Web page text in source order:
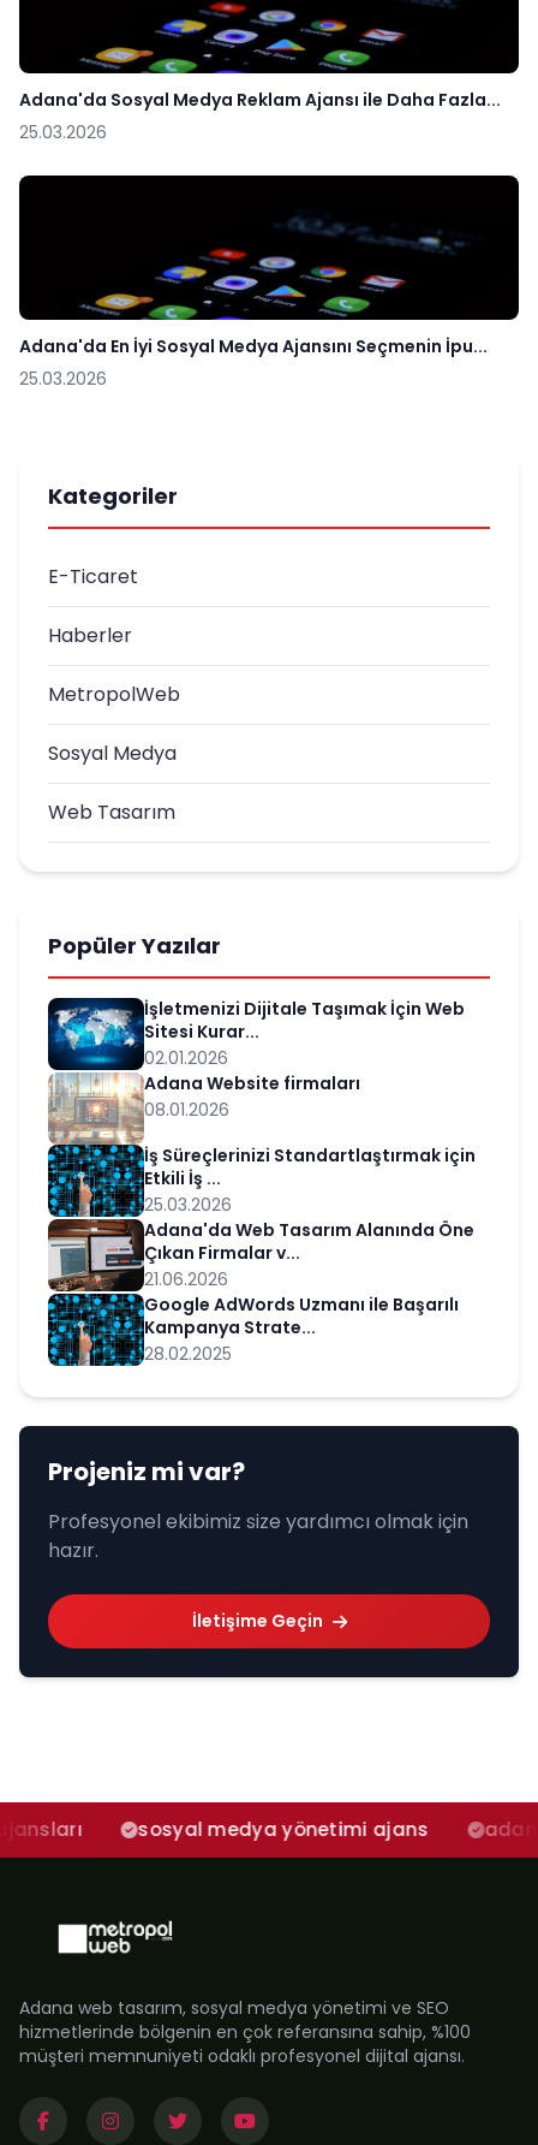
Adana'da Sosyal Medya Reklam Ajansı ile Daha Fazla...
25.03.2026
Adana'da En İyi Sosyal Medya Ajansını Seçmenin İpu...
25.03.2026
Kategoriler
E-Ticaret
Haberler
MetropolWeb
Sosyal Medya
Web Tasarım
Popüler Yazılar
İşletmenizi Dijitale Taşımak İçin Web
Sitesi Kurar...
02.01.2026
Adana Website firmaları
08.01.2026
İş Süreçlerinizi Standartlaştırmak için
Etkili İş ...
25.03.2026
Adana'da Web Tasarım Alanında Öne
Çıkan Firmalar v...
21.06.2026
Google AdWords Uzmanı ile Başarılı
Kampanya Strate...
28.02.2025
Projeniz mi var?
Profesyonel ekibimiz size yardımcı olmak için
hazır.
İletişime Geçin
sosyal medya yönetimi ajans adana sosyal
Adana web tasarım, sosyal medya yönetimi ve SEO
hizmetlerinde bölgenin en çok referansına sahip, %100
müşteri memnuniyeti odaklı profesyonel dijital ajansı.